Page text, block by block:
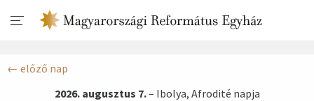
előző nap
2026. augusztus 7.– Ibolya, Afrodité napja